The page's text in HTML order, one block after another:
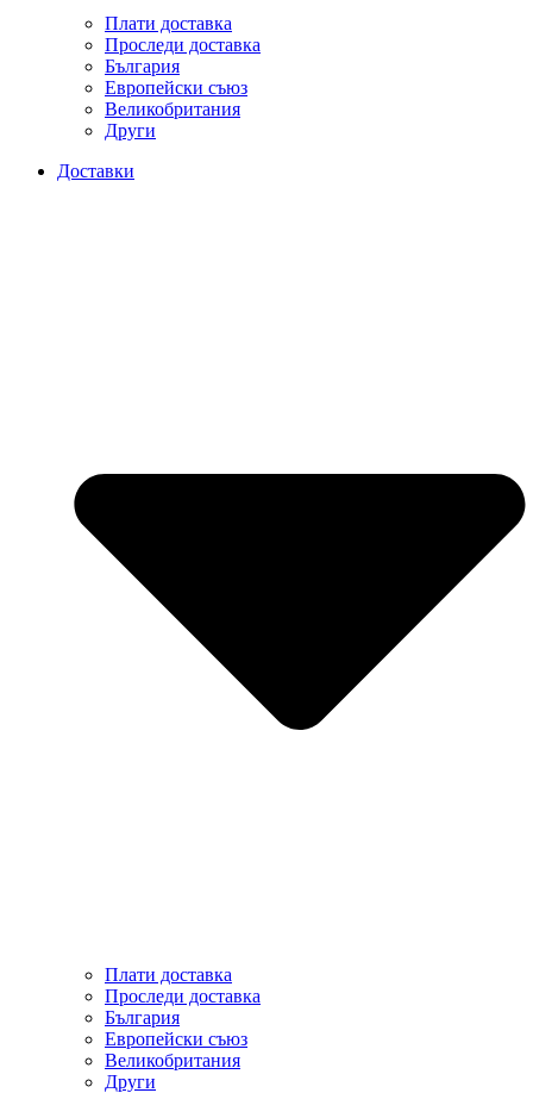
Плати доставка
Проследи доставка
България
Европейски съюз
Великобритания
Други
Доставки
Плати доставка
Проследи доставка
България
Европейски съюз
Великобритания
Други